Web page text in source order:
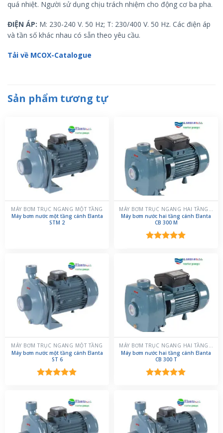
quá nhiệt. Người sử dụng chịu trách nhiệm cho động cơ ba pha.
ĐIỆN ÁP: M: 230-240 V. 50 Hz; T: 230/400 V. 50 Hz. Các điện áp
và tần số khác nhau có sẵn theo yêu cầu.
Tải về MCOX-Catalogue
Sản phẩm tương tự
MÁY BƠM TRỤC NGANG MỘT TẦNG
Máy bơm nước một tầng cánh Elanta
STM 2
MÁY BƠM TRỤC NGANG HAI TẦNG CÁNH
Máy bơm nước hai tầng cánh Elanta
CB 300 M
MÁY BƠM TRỤC NGANG MỘT TẦNG
Máy bơm nước một tầng cánh Elanta
ST 6
MÁY BƠM TRỤC NGANG HAI TẦNG CÁNH
Máy bơm nước hai tầng cánh Elanta
CB 300 T